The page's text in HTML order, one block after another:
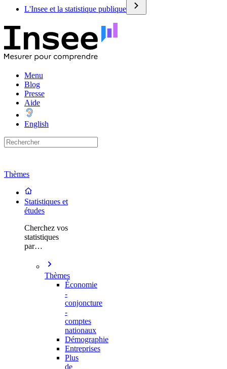
L'Insee et la statistique publique
Menu
Blog
Presse
Aide
English
Thèmes
Statistiques et
études
Cherchez vos
statistiques
par…
Thèmes
Économie
-
conjoncture
-
comptes
nationaux
Démographie
Entreprises
Plus
de